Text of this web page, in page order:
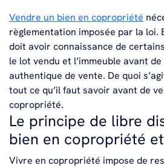
Vendre un bien en copropriété
règlementation imposée par la loi.
doit avoir connaissance de
le lot vendu et l’immeuble avant de
authentique de vente. De quoi
tout ce qu’il faut savoir avant de
copropriété.
Le principe de libre
bien en copropriété
Vivre en copropriété impose de